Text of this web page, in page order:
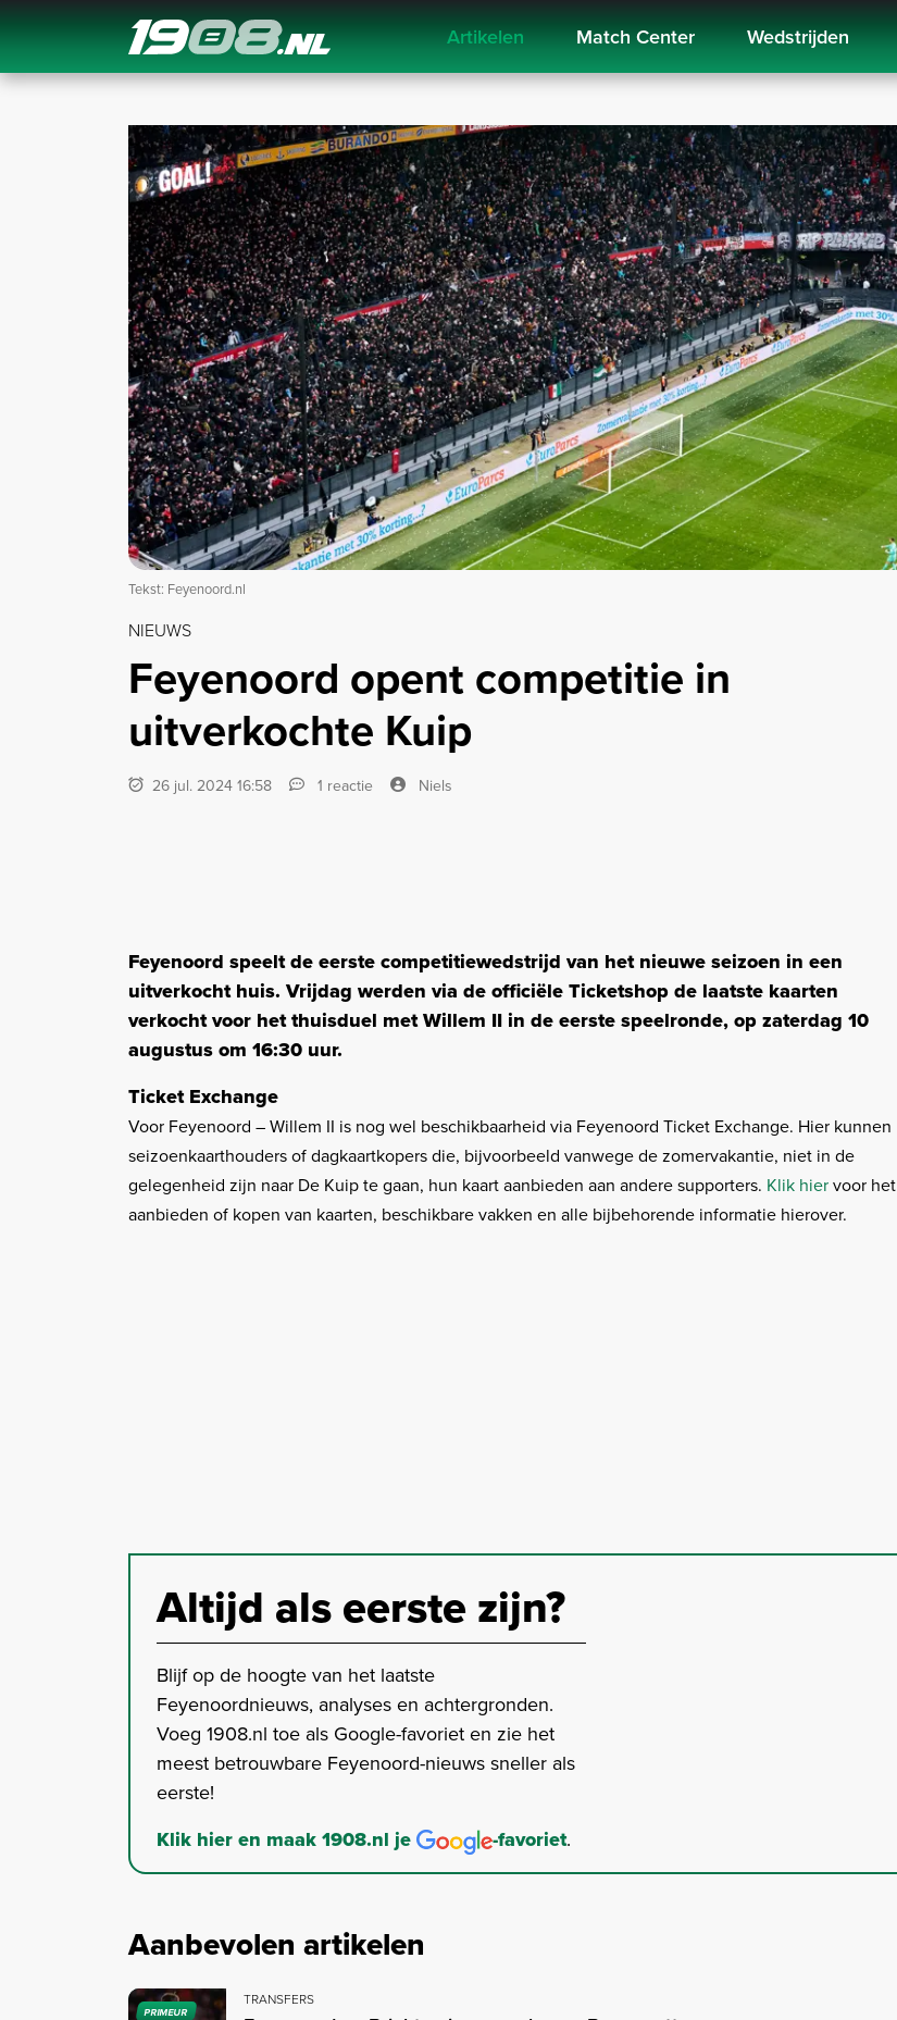
Navigation Artikelen Match Center Wedstrijden
Tekst: Feyenoord.nl
NIEUWS
Feyenoord opent competitie in
uitverkochte Kuip
26 jul. 2024 16:58 1 reactie Niels
Feyenoord speelt de eerste competitiewedstrijd van het nieuwe seizoen in een
uitverkocht huis. Vrijdag werden via de officiële Ticketshop de laatste kaarten
verkocht voor het thuisduel met Willem II in de eerste speelronde, op zaterdag 10
augustus om 16:30 uur.
Ticket Exchange
Voor Feyenoord – Willem II is nog wel beschikbaarheid via Feyenoord Ticket Exchange. Hier kunnen
seizoenkaarthouders of dagkaartkopers die, bijvoorbeeld vanwege de zomervakantie, niet in de
gelegenheid zijn naar De Kuip te gaan, hun kaart aanbieden aan andere supporters. Klik hiervoor het
aanbieden of kopen van kaarten, beschikbare vakken en alle bijbehorende informatie hierover.
Altijd als eerste zijn?
Blijf op de hoogte van het laatste
Feyenoordnieuws, analyses en achtergronden.
Voeg 1908.nl toe als Google-favoriet en zie het
meest betrouwbare Feyenoord-nieuws sneller als
eerste!
Klik hier en maak 1908.nl je
-favoriet.
Aanbevolen artikelen
PRIMEUR
TRANSFERS